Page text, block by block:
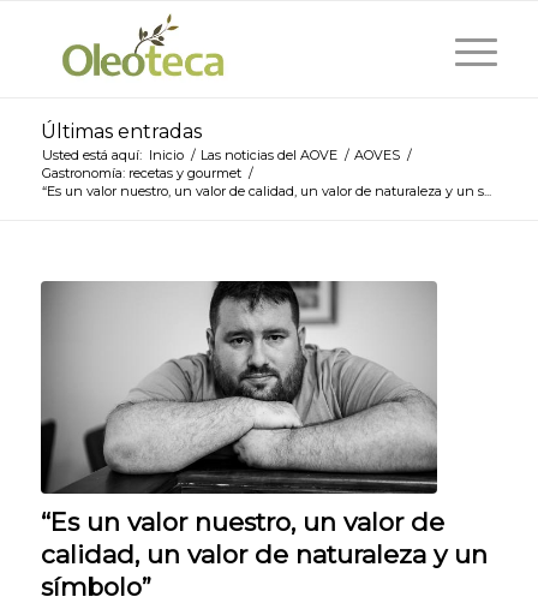
Últimas entradas
Usted está aquí: Inicio / Las noticias del AOVE / AOVES /
Gastronomía: recetas y gourmet /
“Es un valor nuestro, un valor de calidad, un valor de naturaleza y un s...
“Es un valor nuestro, un valor de
calidad, un valor de naturaleza y un
símbolo”